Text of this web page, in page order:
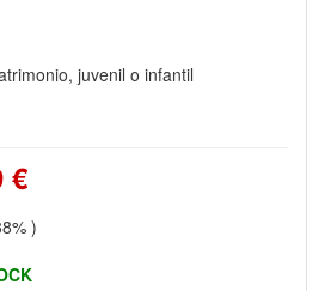
juvenil o infantil
€
)